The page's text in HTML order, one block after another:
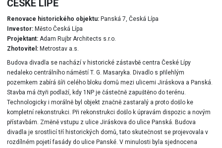
ČESKÉ LÍPĚ
Renovace historického objektu:Panská 7, Česká Lípa
Investor:Město Česká Lípa
Projektant:Adam Rujbr Architects s.r.o.
Zhotovitel:Metrostav a.s.
Budova divadla se nachází v historické zástavbě centra České Lípy
nedaleko centrálního náměstí T. G. Masaryka. Divadlo s přilehlým
pozemkem zabírá šíři celého bloku domů mezi ulicemi Jiráskova a Panská.
Stavba má čtyři podlaží, kdy 1NP je částečně zapuštěno do terénu.
Technologicky i morálně byl objekt značně zastaralý a proto došlo ke
kompletní rekonstrukci. Při rekonstrukci došlo k úpravám dispozic a novým
přístavbám. Změně vstupu z ulice Jiráskova do ulice Panská. Budova
divadla je srostlicí tří historických domů, tato skutečnost se projevovala v
rozdílném pojetí fasády do ulice Panské. V minulosti byla sjednocena